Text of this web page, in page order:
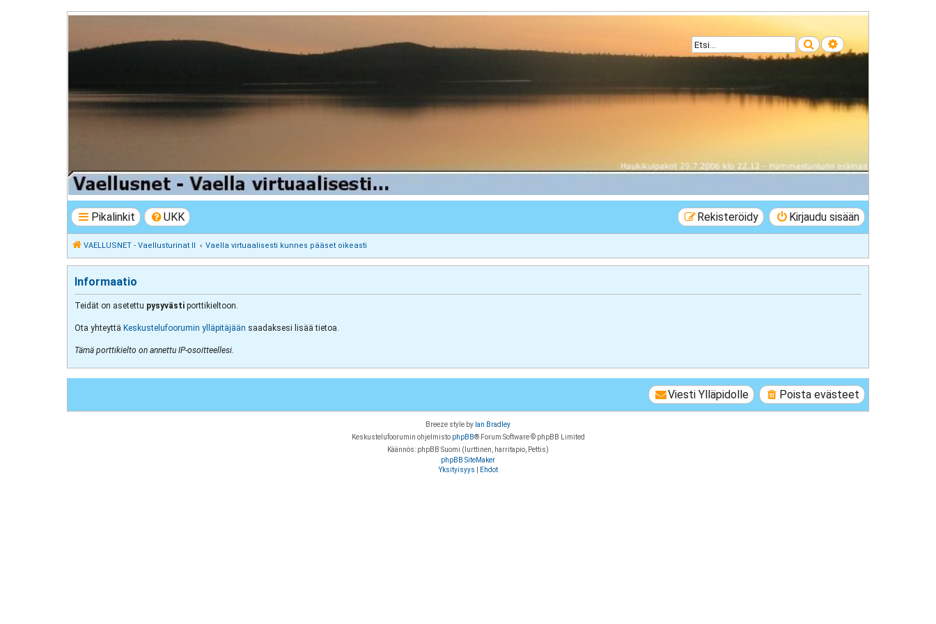
Etsi Tarkennettu haku
VAELLUSNET - Vaellusturinat II
Keskustelua vaeltamisesta ja Lapista
Pikalinkit UKK Kirjaudu sisään
Rekisteröidy
VAELLUSNET - Vaellusturinat II Vaella virtuaalisesti kunnes pääset oikeasti
Informaatio
Teidät on asetettu pysyvästi porttikieltoon.
Ota yhteyttä Keskustelufoorumin ylläpitäjään saadaksesi lisää tietoa.
Tämä porttikielto on annettu IP-osoitteellesi.
Poista evästeet
Viesti Ylläpidolle
Breeze style by Ian Bradley
Keskustelufoorumin ohjelmisto phpBB® Forum Software © phpBB Limited
Käännös: phpBB Suomi (lurttinen, harritapio, Pettis)
phpBB SiteMaker
Yksityisyys
Ehdot